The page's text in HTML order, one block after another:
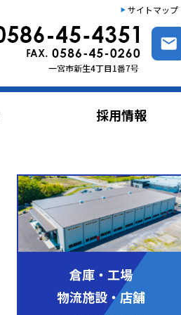
サイトマップ
採用情報
倉庫・工場
物流施設・店舗